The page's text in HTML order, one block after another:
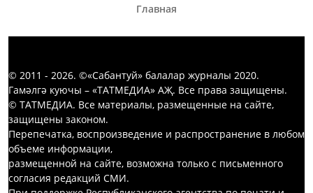
Главная
© 2011 - 2026. ©«Сабантуй» балалар журналы 2020.
Гамәлгә куючы – «ТАТМЕДИА» АҖ. Все права защищены.
© ТАТМЕДИА. Все материалы, размещенные на сайте,
защищены законом.
Перепечатка, воспроизведение и распространение в любом
объеме информации,
размещенной на сайте, возможна только с письменного
согласия редакций СМИ.